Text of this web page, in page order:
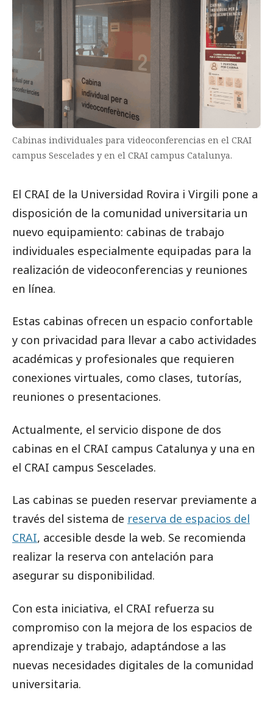
Cabinas individuales para videoconferencias en el CRAI
campus Sescelades y en el CRAI campus Catalunya.
El CRAI de la Universidad Rovira i Virgili pone a
disposición de la comunidad universitaria un
nuevo equipamiento: cabinas de trabajo
individuales especialmente equipadas para la
realización de videoconferencias y reuniones
en línea.
Estas cabinas ofrecen un espacio confortable
y con privacidad para llevar a cabo actividades
académicas y profesionales que requieren
conexiones virtuales, como clases, tutorías,
reuniones o presentaciones.
Actualmente, el servicio dispone de dos
cabinas en el CRAI campus Catalunya y una en
el CRAI campus Sescelades.
Las cabinas se pueden reservar previamente a
través del sistema de reserva de espacios del
CRAI, accesible desde la web. Se recomienda
realizar la reserva con antelación para
asegurar su disponibilidad.
Con esta iniciativa, el CRAI refuerza su
compromiso con la mejora de los espacios de
aprendizaje y trabajo, adaptándose a las
nuevas necesidades digitales de la comunidad
universitaria.